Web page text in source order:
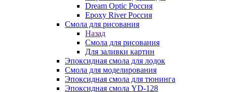
Dream Optic Россия
Epoxy River Россия
Смола для рисования
Назад
Смола для рисования
Для заливки картин
Эпоксидная смола для лодок
Смола для моделирования
Эпоксидная смола для тюнинга
Эпоксидная смола YD-128